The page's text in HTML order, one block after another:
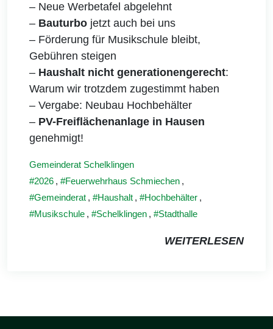
– Neue Werbetafel abgelehnt
– Bauturbo jetzt auch bei uns
– Förderung für Musikschule bleibt,
Gebühren steigen
– Haushalt nicht generationengerecht:
Warum wir trotzdem zugestimmt haben
– Vergabe: Neubau Hochbehälter
– PV-Freiflächenanlage in Hausen
genehmigt!
Gemeinderat Schelklingen
2026 , Feuerwehrhaus Schmiechen ,
Gemeinderat , Haushalt , Hochbehälter ,
Musikschule , Schelklingen , Stadthalle
WEITERLESEN